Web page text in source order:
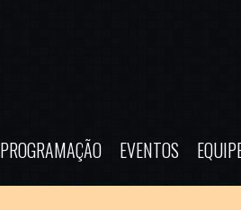
PROGRAMAÇÃO EVENTOS